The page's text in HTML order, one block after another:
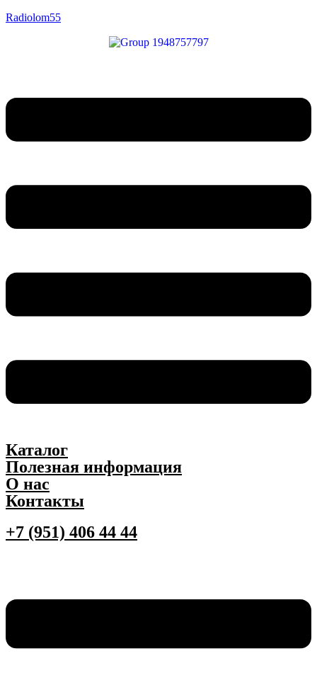
Radiolom55
Каталог
Полезная информация
О нас
Контакты
+7 (951) 406 44 44